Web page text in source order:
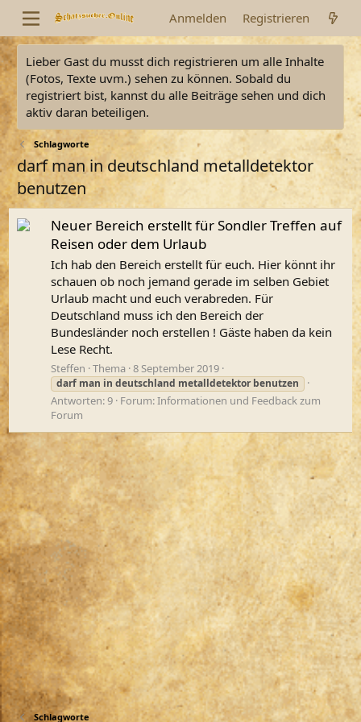
Anmelden Registrieren
Lieber Gast du musst dich registrieren um alle Inhalte
(Fotos, Texte uvm.) sehen zu können. Sobald du
registriert bist, kannst du alle Beiträge sehen und dich
aktiv daran beteiligen.
Schlagworte
darf man in deutschland metalldetektor
benutzen
Neuer Bereich erstellt für Sondler Treffen auf
Reisen oder dem Urlaub
Ich hab den Bereich erstellt für euch. Hier könnt ihr
schauen ob noch jemand gerade im selben Gebiet
Urlaub macht und euch verabreden. Für
Deutschland muss ich den Bereich der
Bundesländer noch erstellen ! Gäste haben da kein
Lese Recht.
Steffen Thema 8 September 2019
darf man in deutschland metalldetektor benutzen
Antworten: 9 Forum:Informationen und Feedback zum
Forum
Schlagworte